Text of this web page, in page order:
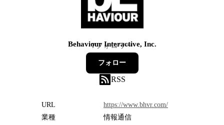
Behaviour Interactive, Inc.
7フォロワー
フォロー
RSS
URL
https://www.bhvr.com/
業種
情報通信